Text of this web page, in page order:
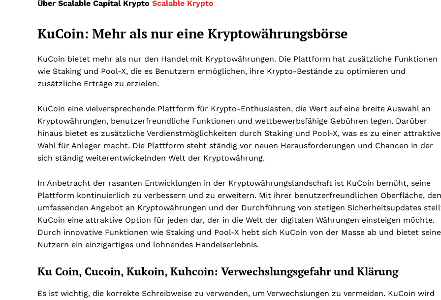
Über Scalable Capital Krypto Scalable Krypto
KuCoin: Mehr als nur eine Kryptowährungsbörse
KuCoin bietet mehr als nur den Handel mit Kryptowährungen. Die Plattform hat zusätzliche Funktionen
wie Staking und Pool-X, die es Benutzern ermöglichen, ihre Krypto-Bestände zu optimieren und
zusätzliche Erträge zu erzielen.
KuCoin eine vielversprechende Plattform für Krypto-Enthusiasten, die Wert auf eine breite Auswahl an
Kryptowährungen, benutzerfreundliche Funktionen und wettbewerbsfähige Gebühren legen. Darüber
hinaus bietet es zusätzliche Verdienstmöglichkeiten durch Staking und Pool-X, was es zu einer
Wahl für Anleger macht. Die Plattform steht ständig vor neuen Herausforderungen und Chancen in der
sich ständig weiterentwickelnden Welt der Kryptowährung.
In Anbetracht der rasanten Entwicklungen in der Kryptowährungslandschaft ist KuCoin bemüht, seine
Plattform kontinuierlich zu verbessern und zu erweitern. Mit ihrer benutzerfreundlichen Oberfläche,
umfassenden Angebot an Kryptowährungen und der Durchführung von stetigen Sicherheitsupdates
KuCoin eine attraktive Option für jeden dar, der in die Welt der digitalen Währungen einsteigen möchte.
Durch innovative Funktionen wie Staking und Pool-X hebt sich KuCoin von der Masse ab und bietet
Nutzern ein einzigartiges und lohnendes Handelserlebnis.
Ku Coin, Cucoin, Kukoin, Kuhcoin: Verwechslungsgefahr und Klärung
Es ist wichtig, die korrekte Schreibweise zu verwenden, um Verwechslungen zu vermeiden. KuCoin wird